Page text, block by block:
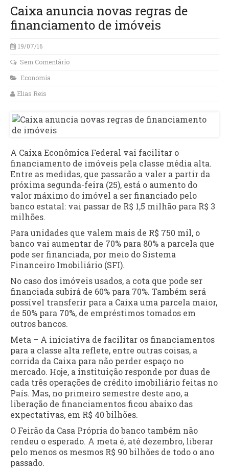
Caixa anuncia novas regras de
financiamento de imóveis
19/07/16
Sem Comentário
Economia
Elias Reis
A Caixa Econômica Federal vai facilitar o
financiamento de imóveis pela classe média alta.
Entre as medidas, que passarão a valer a partir da
próxima segunda-feira (25), está o aumento do
valor máximo do imóvel a ser financiado pelo
banco estatal: vai passar de R$ 1,5 milhão para R$ 3
milhões.
Para unidades que valem mais de R$ 750 mil, o
banco vai aumentar de 70% para 80% a parcela que
pode ser financiada, por meio do Sistema
Financeiro Imobiliário (SFI).
No caso dos imóveis usados, a cota que pode ser
financiada subirá de 60% para 70%. Também será
possível transferir para a Caixa uma parcela maior,
de 50% para 70%, de empréstimos tomados em
outros bancos.
Meta – A iniciativa de facilitar os financiamentos
para a classe alta reflete, entre outras coisas, a
corrida da Caixa para não perder espaço no
mercado. Hoje, a instituição responde por duas de
cada três operações de crédito imobiliário feitas no
País. Mas, no primeiro semestre deste ano, a
liberação de financiamentos ficou abaixo das
expectativas, em R$ 40 bilhões.
O Feirão da Casa Própria do banco também não
rendeu o esperado. A meta é, até dezembro, liberar
pelo menos os mesmos R$ 90 bilhões de todo o ano
passado.